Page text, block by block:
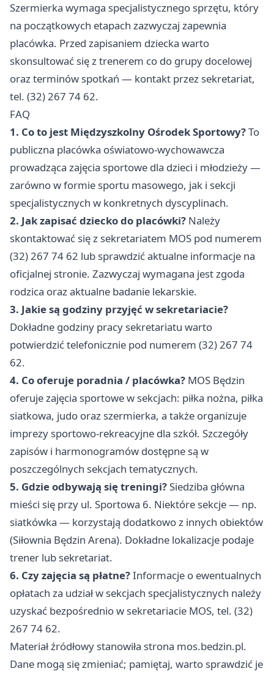
Szermierka wymaga specjalistycznego sprzętu, który
na początkowych etapach zazwyczaj zapewnia
placówka. Przed zapisaniem dziecka warto
skonsultować się z trenerem co do grupy docelowej
oraz terminów spotkań — kontakt przez sekretariat,
tel. (32) 267 74 62.
FAQ
1. Co to jest Międzyszkolny Ośrodek Sportowy?To
publiczna placówka oświatowo-wychowawcza
prowadząca zajęcia sportowe dla dzieci i młodzieży —
zarówno w formie sportu masowego, jak i sekcji
specjalistycznych w konkretnych dyscyplinach.
2. Jak zapisać dziecko do placówki? Należy
skontaktować się z sekretariatem MOS pod numerem
(32) 267 74 62 lub sprawdzić aktualne informacje na
oficjalnej stronie. Zazwyczaj wymagana jest zgoda
rodzica oraz aktualne badanie lekarskie.
3. Jakie są godziny przyjęć w sekretariacie?
Dokładne godziny pracy sekretariatu warto
potwierdzić telefonicznie pod numerem (32) 267 74
62.
4. Co oferuje poradnia / placówka? MOS Będzin
oferuje zajęcia sportowe w sekcjach: piłka nożna, piłka
siatkowa, judo oraz szermierka, a także organizuje
imprezy sportowo-rekreacyjne dla szkół. Szczegóły
zapisów i harmonogramów dostępne są w
poszczególnych sekcjach tematycznych.
5. Gdzie odbywają się treningi?Siedziba główna
mieści się przy ul. Sportowa 6. Niektóre sekcje — np.
siatkówka — korzystają dodatkowo z innych obiektów
(Siłownia Będzin Arena). Dokładne lokalizacje podaje
trener lub sekretariat.
6. Czy zajęcia są płatne?Informacje o ewentualnych
opłatach za udział w sekcjach specjalistycznych należy
uzyskać bezpośrednio w sekretariacie MOS, tel. (32)
267 74 62.
Materiał źródłowy stanowiła strona mos.bedzin.pl.
Dane mogą się zmieniać; pamiętaj, warto sprawdzić je